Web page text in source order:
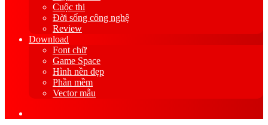
Cuộc thi
Đời sống công nghệ
Review
Download
Font chữ
Game Space
Hình nền đẹp
Phần mềm
Vector mẫu